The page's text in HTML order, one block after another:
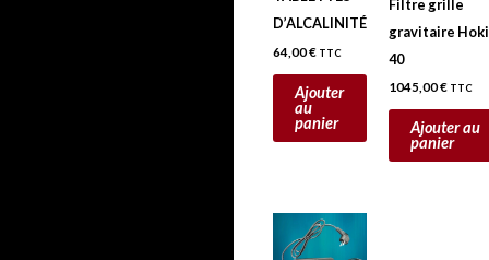
D’ALCALINITÉ
64,00€ TTC
Ajouter
au
panier
Filtre grille
gravitaire
40
1045,00€ TTC
Ajouter au
panier
Plage
de
prix :